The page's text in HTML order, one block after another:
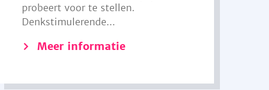
probeert voor te stellen.
Denkstimulerende...
Meer informatie